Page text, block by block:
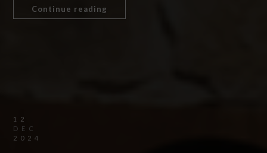
Continue reading
12
DEC
2024